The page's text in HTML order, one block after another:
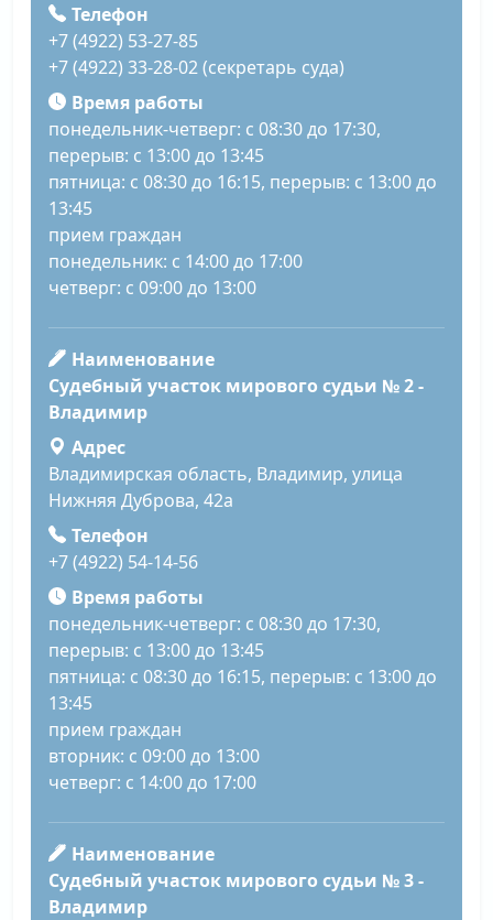
Телефон
+7 (4922) 53-27-85
+7 (4922) 33-28-02 (секретарь суда)
Время работы
понедельник-четверг: с 08:30 до 17:30,
перерыв: с 13:00 до 13:45
пятница: с 08:30 до 16:15, перерыв: с 13:00 до
13:45
прием граждан
понедельник: с 14:00 до 17:00
четверг: с 09:00 до 13:00
Наименование
Судебный участок мирового судьи № 2 -
Владимир
Адрес
Владимирская область, Владимир, улица
Нижняя Дуброва, 42а
Телефон
+7 (4922) 54-14-56
Время работы
понедельник-четверг: с 08:30 до 17:30,
перерыв: с 13:00 до 13:45
пятница: с 08:30 до 16:15, перерыв: с 13:00 до
13:45
прием граждан
вторник: с 09:00 до 13:00
четверг: с 14:00 до 17:00
Наименование
Судебный участок мирового судьи № 3 -
Владимир